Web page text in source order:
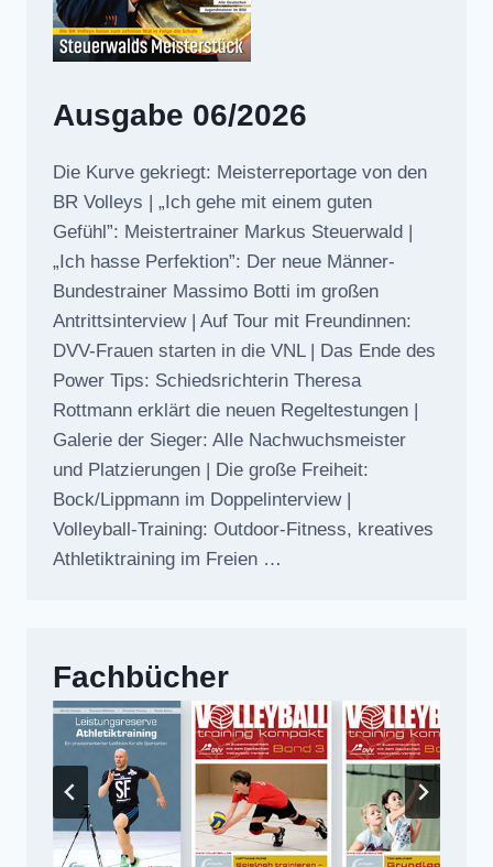
Ausgabe 06/2026
Die Kurve gekriegt: Meisterreportage von den
BR Volleys | „Ich gehe mit einem guten
Gefühl”: Meistertrainer Markus Steuerwald |
„Ich hasse Perfektion”: Der neue Männer-
Bundestrainer Massimo Botti im großen
Antrittsinterview | Auf Tour mit Freundinnen:
DVV-Frauen starten in die VNL | Das Ende des
Power Tips: Schiedsrichterin Theresa
Rottmann erklärt die neuen Regeltestungen |
Galerie der Sieger: Alle Nachwuchsmeister
und Platzierungen | Die große Freiheit:
Bock/Lippmann im Doppelinterview |
Volleyball-Training: Outdoor-Fitness, kreatives
Athletiktraining im Freien …
Fachbücher